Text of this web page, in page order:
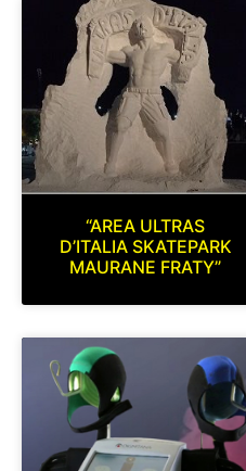
“AREA ULTRAS
D’ITALIA SKATEPARK
MAURANE FRATY”